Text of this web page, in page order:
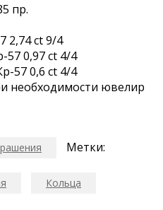
пр.
2,74 ct 9/4
57 0,97 ct 4/4
57 0,6 ct 4/4
необходимости ювелир
Метки:
Кольца